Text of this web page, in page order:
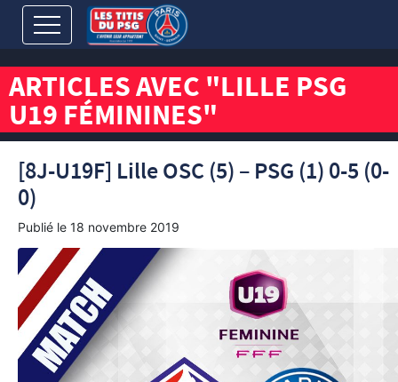
ARTICLES AVEC "LILLE PSG
U19 FÉMININES"
[8J-U19F] Lille OSC (5) – PSG (1) 0-5 (0-
0)
Publié le 18 novembre 2019